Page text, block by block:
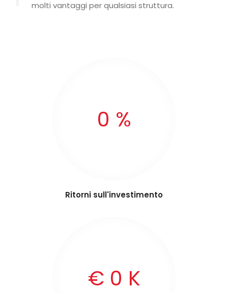
molti vantaggi per qualsiasi struttura.
0 %
Ritorni sull'investimento
€ 0 K